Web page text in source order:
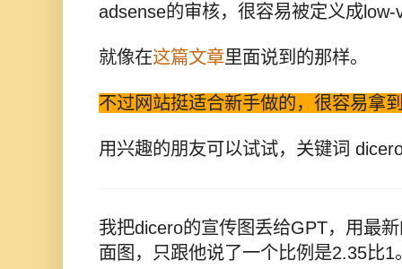
adsense的审核，很容易被定义成low-
就像在这篇文章里面说到的那样。
不过网站挺适合新手做的，很容易拿
用兴趣的朋友可以试试，关键词
我把dicero的宣传图丢给GPT，用最
面图，只跟他说了一个比例是2.35比1